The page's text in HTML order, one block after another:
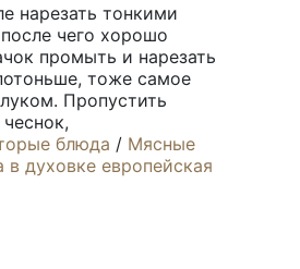
нарезать тонкими
чего хорошо
промыть и нарезать
тоже самое
Пропустить
блюда / Мясные
в духовке европейская